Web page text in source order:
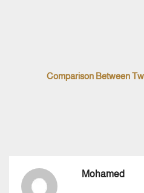
Comparison Between
Mohamed